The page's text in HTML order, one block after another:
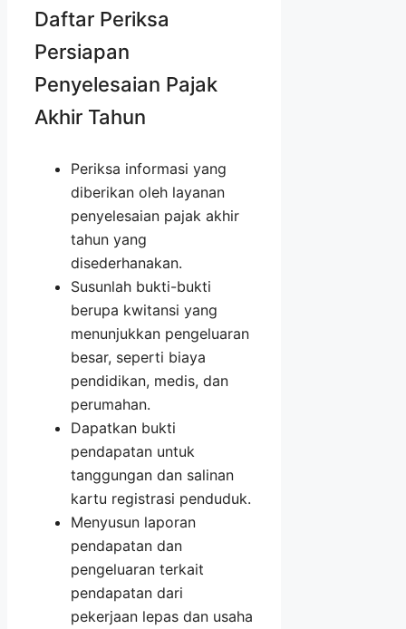
Daftar Periksa
Persiapan
Penyelesaian Pajak
Akhir Tahun
Periksa informasi yang
diberikan oleh layanan
penyelesaian pajak akhir
tahun yang
disederhanakan.
Susunlah bukti-bukti
berupa kwitansi yang
menunjukkan pengeluaran
besar, seperti biaya
pendidikan, medis, dan
perumahan.
Dapatkan bukti
pendapatan untuk
tanggungan dan salinan
kartu registrasi penduduk.
Menyusun laporan
pendapatan dan
pengeluaran terkait
pendapatan dari
pekerjaan lepas dan usaha